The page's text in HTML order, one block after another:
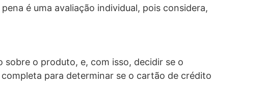
é uma avaliação individual, pois considera,
o produto, e, com isso, decidir se o
para determinar se o cartão de crédito